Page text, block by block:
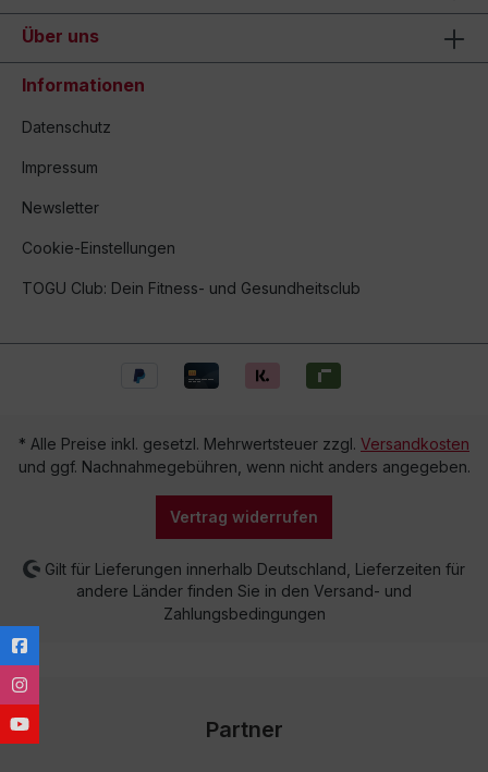
Über uns
Informationen
Datenschutz
Impressum
Newsletter
Cookie-Einstellungen
TOGU Club: Dein Fitness- und Gesundheitsclub
* Alle Preise inkl. gesetzl. Mehrwertsteuer zzgl. Versandkosten
und ggf. Nachnahmegebühren, wenn nicht anders angegeben.
Vertrag widerrufen
Gilt für Lieferungen innerhalb Deutschland, Lieferzeiten für
andere Länder finden Sie in den Versand- und
Zahlungsbedingungen
Partner